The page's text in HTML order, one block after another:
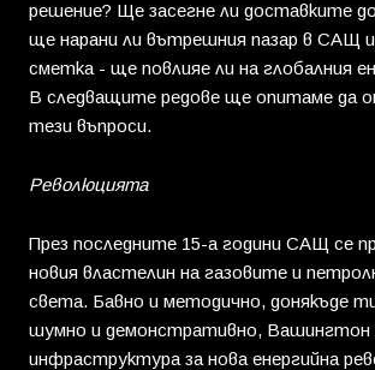
решение? Ще засегне ли доставките
ще нарани ли вътрешния пазар в САЩ и
сметка - ще повлияе ли на глобалния
В следващите редове ще опитаме да
тези въпроси.
Революцията
През последните 15-а години САЩ се
новия властелин на газовите и
света. Бавно и методично, донякъде
шумно и демонстративно, Вашингтон
инфраструктура за нова енергийна